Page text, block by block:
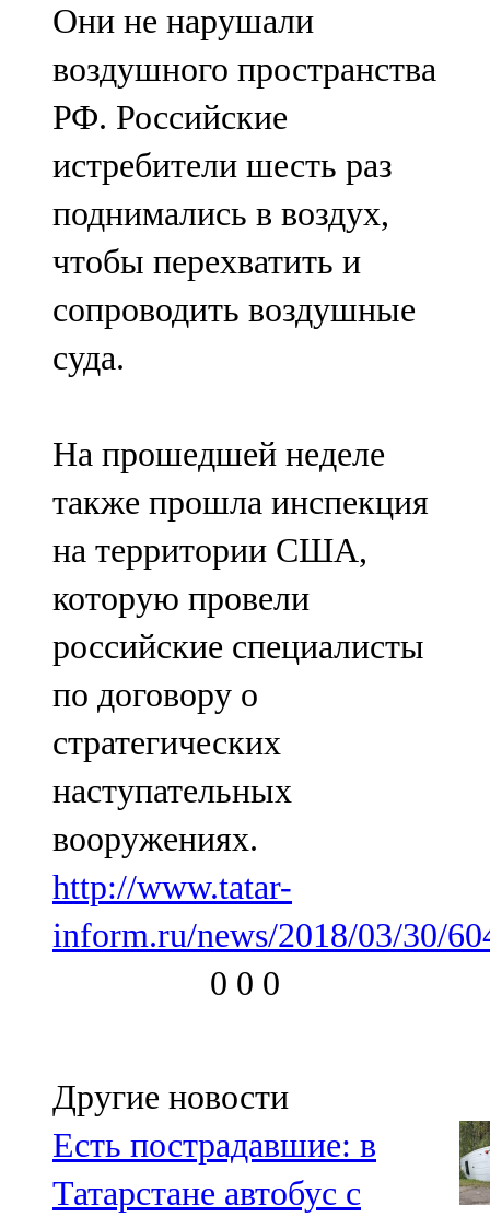
Нурлат
104,7 FM
Олы Әтнә
71,42 FM
Сарман
107,8 FM
Теләче
106,1 FM
102,6 FM
Чирмешән
107,7 FM
Чистай
103,0 FM
Чүпрәле
91,0 FM
Шәмәрдән
102,3 FM
Яңа чишмә
107,0 FM
Они не нарушали
воздушного пространства
РФ. Российские
истребители шесть раз
поднимались в воздух,
чтобы перехватить и
сопроводить воздушные
суда.
На прошедшей неделе
также прошла инспекция
на территории США,
которую провели
российские специалисты
по договору о
стратегических
наступательных
вооружениях.
http://www.tatar-
inform.ru/news/2018/03/30/
0 0 0
Другие новости
Есть пострадавшие: в
Татарстане автобус с